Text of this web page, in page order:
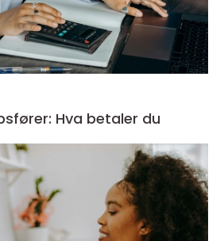
Hva betaler du